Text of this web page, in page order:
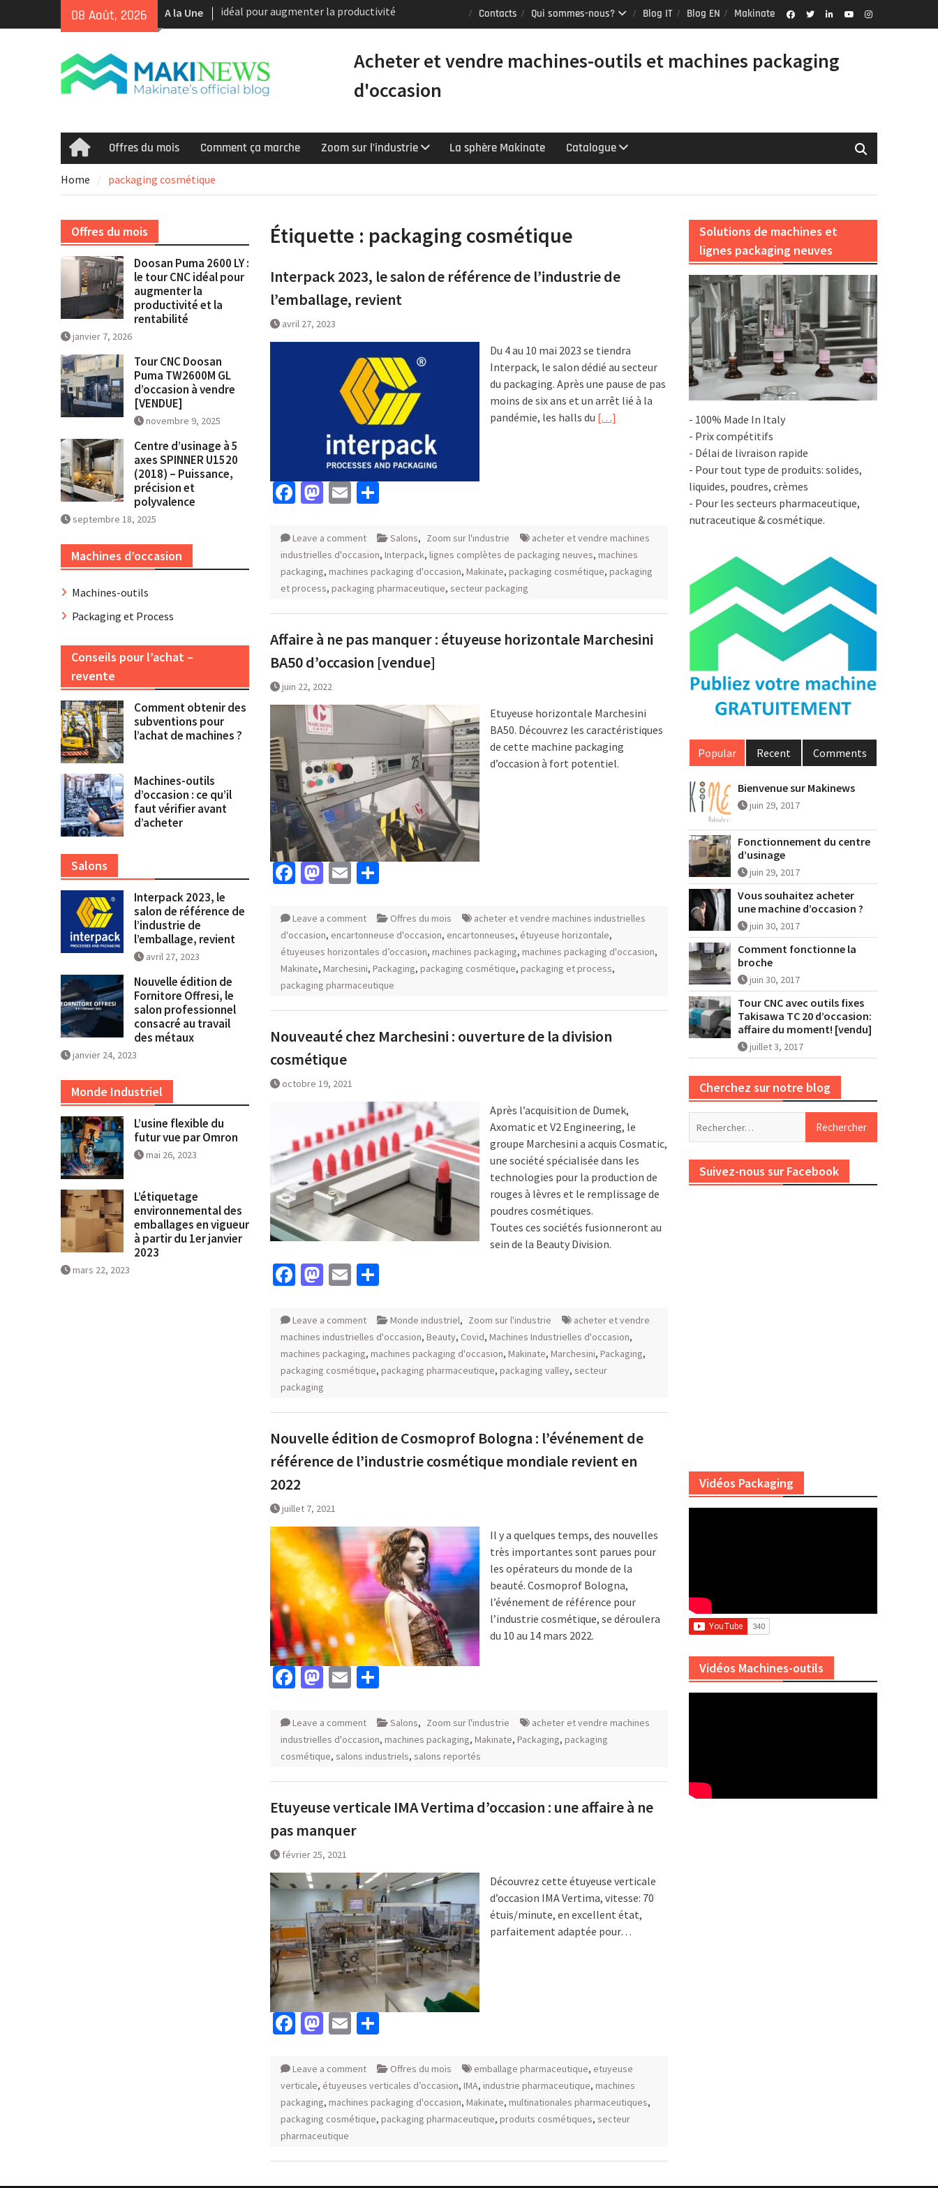
08 Août, 2026 A la Une
Tour CNC Doosan Puma TW2600M GL
d’occasion à vendre [VENDUE]
d’occasion récents équipés du contrôle
Smooth et de la technologie
multitâche
idéal pour augmenter la productivité
et la rentabilité
Contacts Qui sommes-nous? Blog IT Blog EN Makinate
Acheter et vendre machines-outils et machines packaging
d'occasion
HomeOffres du mois Comment ça marche Zoom sur l’industrie La sphère Makinate Catalogue
Home packaging cosmétique
Étiquette : packaging cosmétique
Interpack 2023, le salon de référence de l’industrie de
l’emballage, revient
avril 27, 2023
Du 4 au 10 mai 2023 se tiendra
Interpack, le salon dédié au secteur
du packaging. Après une pause de pas
moins de six ans et un arrêt lié à la
pandémie, les halls du […]
Facebook
Mastodon
Email
Leave a comment Salons, Zoom sur l'industrie
acheter et vendre machines
industrielles d'occasion, Interpack, lignes complètes de packaging neuves, machines
packaging, machines packaging d'occasion, Makinate, packaging cosmétique, packaging
et process, packaging pharmaceutique, secteur packaging
Affaire à ne pas manquer : étuyeuse horizontale Marchesini
BA50 d’occasion [vendue]
juin 22, 2022
Etuyeuse horizontale Marchesini
BA50. Découvrez les caractéristiques
de cette machine packaging
d’occasion à fort potentiel.
Facebook
Mastodon
Email
Leave a comment Offres du mois
acheter et vendre machines industrielles
d'occasion, encartonneuse d'occasion, encartonneuses, étuyeuse horizontale,
étuyeuses horizontales d’occasion, machines packaging, machines packaging d'occasion,
Makinate, Marchesini, Packaging, packaging cosmétique, packaging et process,
packaging pharmaceutique
Nouveauté chez Marchesini : ouverture de la division
cosmétique
octobre 19, 2021
Après l’acquisition de Dumek,
Axomatic et V2 Engineering, le
groupe Marchesini a acquis Cosmatic,
une société spécialisée dans les
technologies pour la production de
rouges à lèvres et le remplissage de
poudres cosmétiques.
Toutes ces sociétés fusionneront au
sein de la Beauty Division.
Facebook
Mastodon
Email
Leave a comment Monde industriel, Zoom sur l'industrie
acheter et vendre
machines industrielles d'occasion, Beauty, Covid, Machines Industrielles d'occasion,
machines packaging, machines packaging d'occasion, Makinate, Marchesini, Packaging,
packaging cosmétique, packaging pharmaceutique, packaging valley, secteur
packaging
Nouvelle édition de Cosmoprof Bologna : l’événement de
référence de l’industrie cosmétique mondiale revient en
2022
juillet 7, 2021
Il y a quelques temps, des nouvelles
très importantes sont parues pour
les opérateurs du monde de la
beauté. Cosmoprof Bologna,
l’événement de référence pour
l’industrie cosmétique, se déroulera
du 10 au 14 mars 2022.
Facebook
Mastodon
Email
Leave a comment Salons, Zoom sur l'industrie
acheter et vendre machines
industrielles d'occasion, machines packaging, Makinate, Packaging, packaging
cosmétique, salons industriels, salons reportés
Etuyeuse verticale IMA Vertima d’occasion : une affaire à ne
pas manquer
février 25, 2021
Découvrez cette étuyeuse verticale
d’occasion IMA Vertima, vitesse: 70
étuis/minute, en excellent état,
parfaitement adaptée pour…
Facebook
Mastodon
Email
Leave a comment Offres du mois emballage pharmaceutique, etuyeuse
verticale, étuyeuses verticales d’occasion, IMA, industrie pharmaceutique, machines
packaging, machines packaging d'occasion, Makinate, multinationales pharmaceutiques,
packaging cosmétique, packaging pharmaceutique, produits cosmétiques, secteur
pharmaceutique
Solutions de machines et
lignes packaging neuves
- 100% Made In Italy
- Prix compétitifs
- Délai de livraison rapide
- Pour tout type de produits: solides,
liquides, poudres, crèmes
- Pour les secteurs pharmaceutique,
nutraceutique & cosmétique.
Popular Recent Comments
Bienvenue sur Makinews
juin 29, 2017
Fonctionnement du centre
d’usinage
juin 29, 2017
Vous souhaitez acheter
une machine d’occasion ?
juin 30, 2017
Comment fonctionne la
broche
juin 30, 2017
Tour CNC avec outils fixes
Takisawa TC 20 d’occasion:
affaire du moment! [vendu]
juillet 3, 2017
Cherchez sur notre blog
Suivez-nous sur Facebook
Vidéos Packaging
Vidéos Machines-outils
Offres du mois
Doosan Puma 2600 LY :
le tour CNC idéal pour
augmenter la
productivité et la
rentabilité
janvier 7, 2026
Tour CNC Doosan
Puma TW2600M GL
d’occasion à vendre
[VENDUE]
novembre 9, 2025
Centre d’usinage à 5
axes SPINNER U1520
(2018) – Puissance,
précision et
polyvalence
septembre 18, 2025
Machines d’occasion
Machines-outils
Packaging et Process
Conseils pour l’achat –
revente
Comment obtenir des
subventions pour
l’achat de machines ?
Machines-outils
d’occasion : ce qu’il
faut vérifier avant
d’acheter
Salons
Interpack 2023, le
salon de référence de
l’industrie de
l’emballage, revient
avril 27, 2023
Nouvelle édition de
Fornitore Offresi, le
salon professionnel
consacré au travail
des métaux
janvier 24, 2023
Monde Industriel
L’usine flexible du
futur vue par Omron
mai 26, 2023
L’étiquetage
environnemental des
emballages en vigueur
à partir du 1er janvier
2023
mars 22, 2023